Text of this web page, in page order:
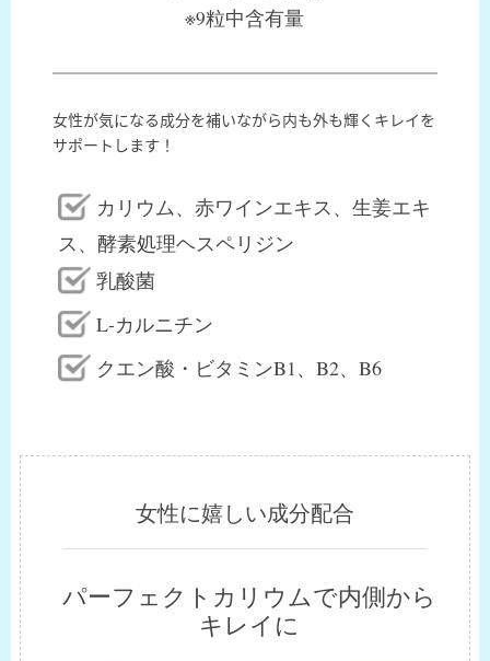
※9粒中含有量
女性が気になる成分を補いながら内も外も輝くキレイを
サポートします！
カリウム、赤ワインエキス、生姜エキ
ス、酵素処理ヘスペリジン
乳酸菌
L-カルニチン
クエン酸・ビタミンB1、B2、B6
女性に嬉しい成分配合
パーフェクトカリウムで内側から
キレイに